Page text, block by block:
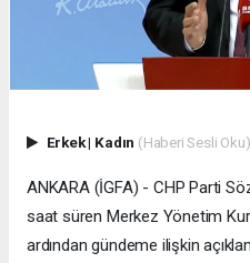
Erkek| Kadın (Haberi Sesli Oku)
ANKARA (İGFA) - CHP Parti
saat süren Merkez Yönetim
ardından gündeme ilişkin